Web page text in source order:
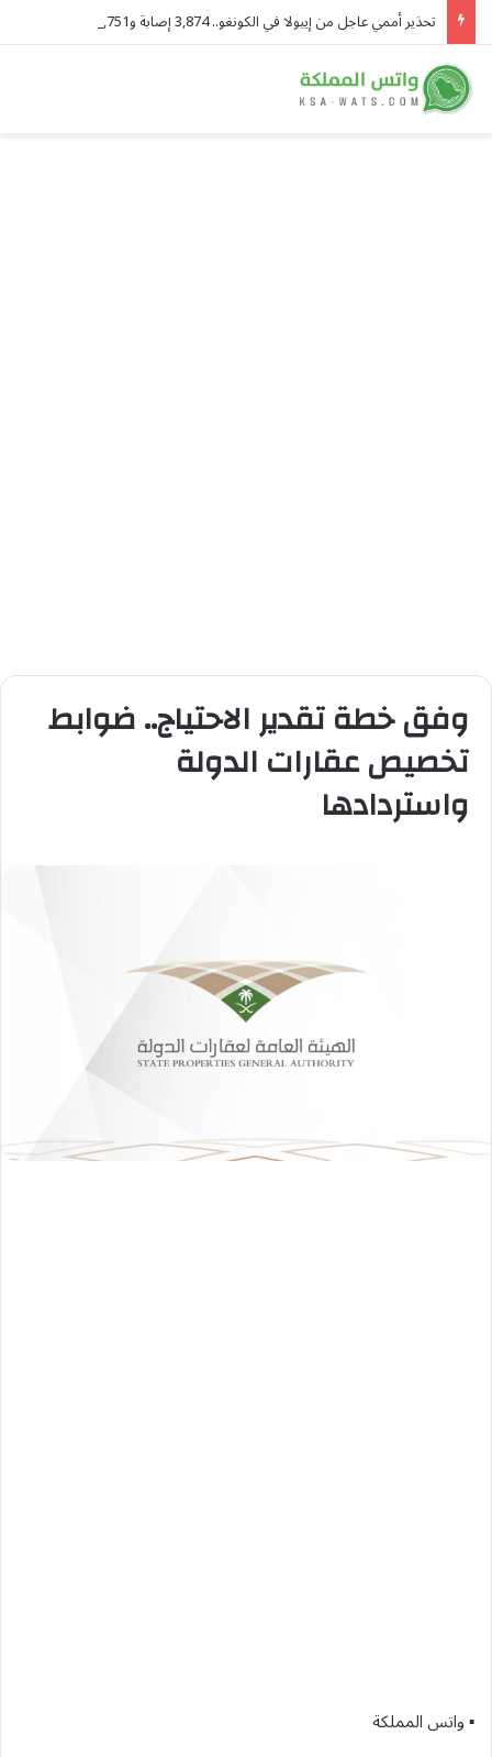
تحذير أممي عاجل من إيبولا في الكونغو.. 3,874 إصابة و1,751 وفاة
وفق خطة تقدير الاحتياج.. ضوابط
تخصيص عقارات الدولة
واستردادها
▪︎ واتس المملكة